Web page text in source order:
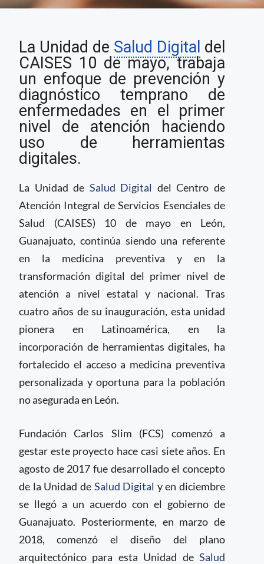
Digital, pionera de la
transformación digital
del primer nivel de
atención
La Unidad de Salud Digital del
CAISES 10 de mayo, trabaja
un enfoque de prevención y
diagnóstico temprano de
enfermedades en el primer
nivel de atención haciendo
uso de herramientas
digitales.
La Unidad de Salud Digital del Centro de
Atención Integral de Servicios Esenciales de
Salud (CAISES) 10 de mayo en León,
Guanajuato, continúa siendo una referente
en la medicina preventiva y en la
transformación digital del primer nivel de
atención a nivel estatal y nacional. Tras
cuatro años de su inauguración, esta unidad
pionera en Latinoamérica, en la
incorporación de herramientas digitales, ha
fortalecido el acceso a medicina preventiva
personalizada y oportuna para la población
no asegurada en León.
Fundación Carlos Slim (FCS) comenzó a
gestar este proyecto hace casi siete años. En
agosto de 2017 fue desarrollado el concepto
de la Unidad de Salud Digital y en diciembre
se llegó a un acuerdo con el gobierno de
Guanajuato. Posteriormente, en marzo de
2018, comenzó el diseño del plano
arquitectónico para esta Unidad de Salud